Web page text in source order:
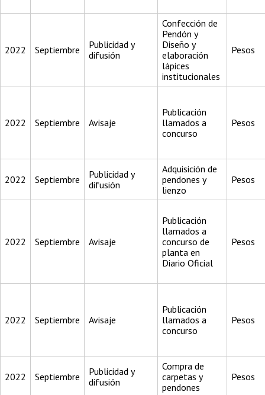
2022 Septiembre
Publicidad y
difusión
Confección de
Pendón y
Diseño y
elaboración
lápices
institucionales
Pesos
2022 Septiembre Avisaje
Publicación
llamados a
concurso
Pesos
2022 Septiembre
Publicidad y
difusión
Adquisición de
pendones y
lienzo
Pesos
2022 Septiembre Avisaje
Publicación
llamados a
concurso de
planta en
Diario Oficial
Pesos
2022 Septiembre Avisaje
Publicación
llamados a
concurso
Pesos
2022 Septiembre
Publicidad y
difusión
Compra de
carpetas y
pendones
Pesos